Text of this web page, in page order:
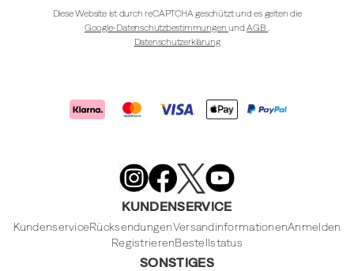
Diese Website ist durch reCAPTCHA geschützt und es gelten die
Google-DatenschutzbestimmungenundAGB
Datenschutzerklärung
Footwear
on
Merrell
Footwear
on
Merrell
Footwear
on
X
Footwear
on
KUNDENSERVICE
KundenserviceRücksendungenVersandinformationenAnmelden
RegistrierenBestellstatus
SONSTIGES